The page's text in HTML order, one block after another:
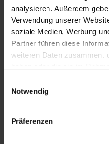
analysieren. Außerdem
Verwendung unserer
soziale Medien, Werbung
Partner führen diese
weiteren Daten zusammen,
Notwendig
Präferenzen
Newsletter
Newsletter abonnieren